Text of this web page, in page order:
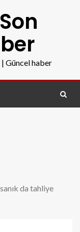
Güncel haber
da tahliye